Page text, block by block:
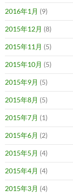
2016年1月 (9)
2015年12月 (8)
2015年11月 (5)
2015年10月 (5)
2015年9月 (5)
2015年8月 (5)
2015年7月 (1)
2015年6月 (2)
2015年5月 (4)
2015年4月 (4)
2015年3月 (4)